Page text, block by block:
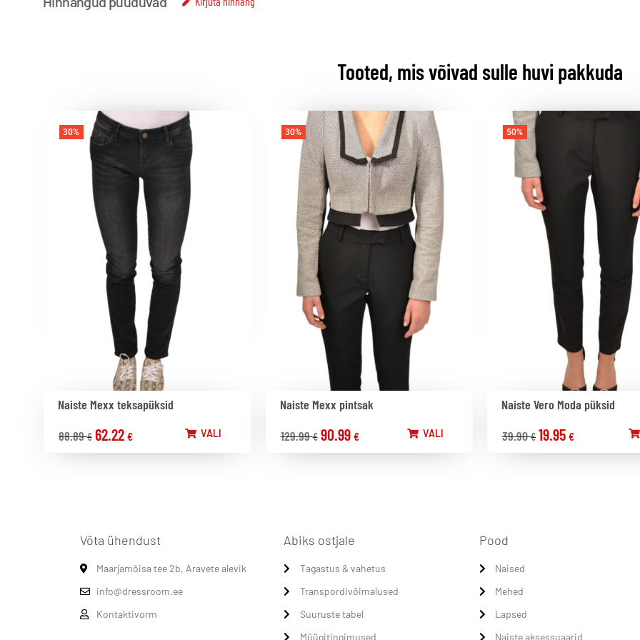
Tooted, mis võivad sulle huvi pakkuda
30%
Naiste Mexx teksapüksid
88.89€ 62.22 € VALI
30%
Naiste Mexx pintsak
129.99€ 90.99 € VALI
50%
Naiste Vero Moda püksid
39.90€ 19.95 €
Võta ühendust
Maarjamõisa tee 2b, Aravete alevik
info@dressroom.ee
Kontaktivorm
Abiks ostjale
Tagastus & vahetus
Transpordivõimalused
Suuruste tabel
Müügitingimused
Pood
Naised
Mehed
Lapsed
Naiste aksessuaarid